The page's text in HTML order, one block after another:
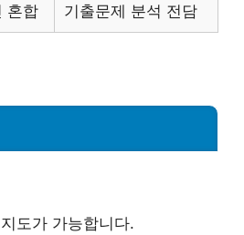
혼합 기출문제 분석 전담
도가 가능합니다.